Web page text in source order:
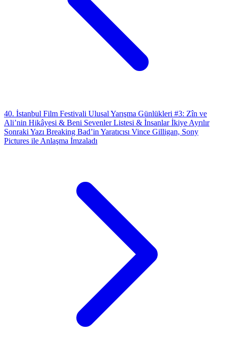
40. İstanbul Film Festivali Ulusal Yarışma Günlükleri #3: Zîn ve
Ali’nin Hikâyesi & Beni Sevenler Listesi & İnsanlar İkiye Ayrılır
Sonraki Yazı Breaking Bad’in Yaratıcısı Vince Gilligan, Sony
Pictures ile Anlaşma İmzaladı